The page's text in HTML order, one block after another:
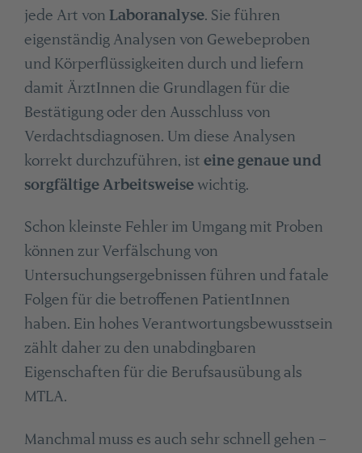
jede Art von Laboranalyse. Sie führen
eigenständig Analysen von Gewebeproben
und Körperflüssigkeiten durch und liefern
damit ÄrztInnen die Grundlagen für die
Bestätigung oder den Ausschluss von
Verdachtsdiagnosen. Um diese Analysen
korrekt durchzuführen, ist eine genaue und
sorgfältige Arbeitsweisewichtig.
Schon kleinste Fehler im Umgang mit Proben
können zur Verfälschung von
Untersuchungsergebnissen führen und fatale
Folgen für die betroffenen PatientInnen
haben. Ein hohes Verantwortungsbewusstsein
zählt daher zu den unabdingbaren
Eigenschaften für die Berufsausübung als
MTLA.
Manchmal muss es auch sehr schnell gehen –